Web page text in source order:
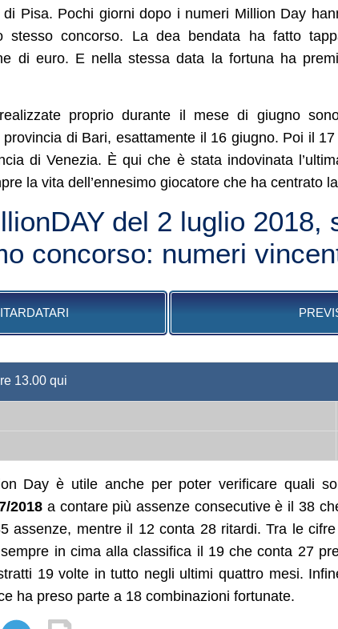
Pisa. Pochi giorni dopo i numeri Million Day
stesso concorso. La dea bendata ha fatto
di euro. E nella stessa data la fortuna ha
proprio durante il mese di giugno
di Bari, esattamente il 16 giugno. Poi il
di Venezia. È qui che è stata indovinata
la vita dell’ennesimo giocatore che ha centrato
del 2 luglio 2018,
concorso: numeri
13.00 qui
Day è utile anche per poter verificare quali
2018 a contare più assenze consecutive è il 38
assenze, mentre il 12 conta 28 ritardi. Tra le
in cima alla classifica il 19 che conta 27
19 volte in tutto negli ultimi quattro mesi.
ha preso parte a 18 combinazioni fortunate.